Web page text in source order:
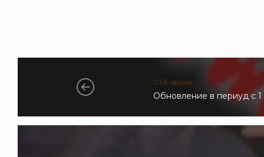
GTA архив
Обновление в периуд с 1